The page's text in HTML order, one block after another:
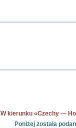
W kierunku «Czechy —
Poniżej została